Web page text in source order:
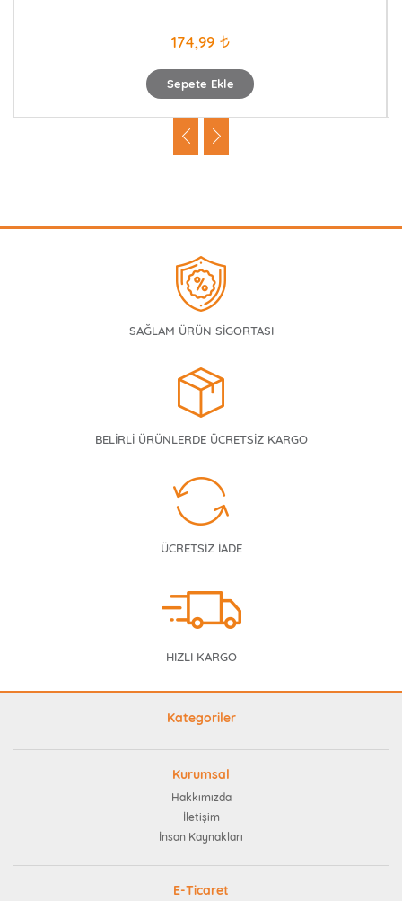
Sepete Ekle
174,99
SAĞLAM ÜRÜN SİGORTASI
BELİRLİ ÜRÜNLERDE ÜCRETSİZ KARGO
ÜCRETSİZ İADE
HIZLI KARGO
Kategoriler
Kurumsal
Hakkımızda
İletişim
İnsan Kaynakları
E-Ticaret